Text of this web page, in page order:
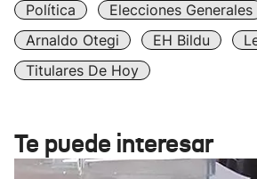
Política
Elecciones Generales
Arnaldo Otegi
EH Bildu
Titulares De Hoy
Te puede interesar